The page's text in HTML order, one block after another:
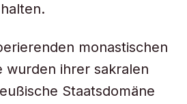
monastischen
wurden ihrer sakralen
Staatsdomäne